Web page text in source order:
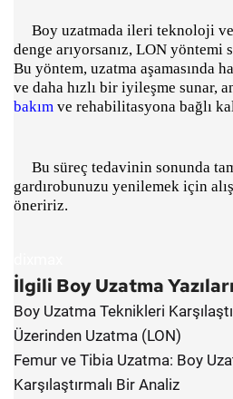
Boy uzatmada ileri teknoloji ve
denge arıyorsanız, LON
Bu yöntem, uzatma aşamasında
ve daha hızlı bir iyileşme sunar,
bakım ve rehabilitasyona bağlı
Bu süreç tedavinin sonunda
gardırobunuzu yenilemek için
öneririz.
İlgili Boy Uzatma Yazıları
Boy Uzatma Teknikleri
Üzerinden Uzatma (LON)
Femur ve Tibia Uzatma: Boy
Karşılaştırmalı Bir Analiz